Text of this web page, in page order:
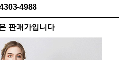
4988
판매가입니다